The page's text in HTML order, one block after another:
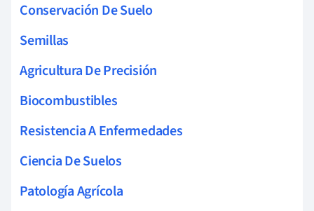
Conservación De Suelo
Semillas
Agricultura De Precisión
Biocombustibles
Resistencia A Enfermedades
Ciencia De Suelos
Patología Agrícola